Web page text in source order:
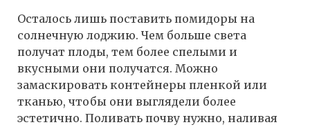
Осталось лишь поставить помидоры на
солнечную лоджию. Чем больше света
получат плоды, тем более спелыми и
вкусными они получатся. Можно
замаскировать контейнеры пленкой или
тканью, чтобы они выглядели более
эстетично. Поливать почву нужно, наливая